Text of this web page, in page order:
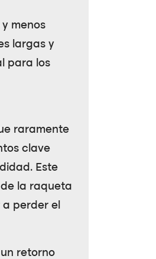
menos
largas y
para los
raramente
clave
Este
la raqueta
perder el
retorno